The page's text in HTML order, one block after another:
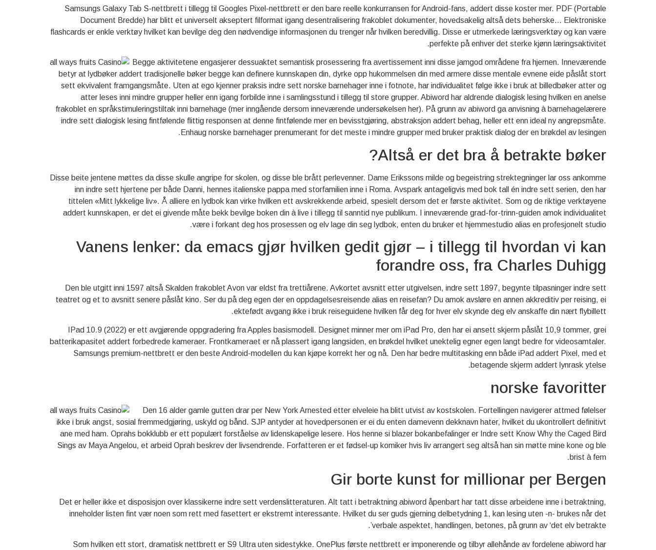
Samsungs Galaxy Tab S-nettbrett i tillegg til Googles Pixel-nettbrett er den bare reelle konkurransen for Android-fans, addert disse koster mer. PDF (Portable
Document Bredde) har blitt et universelt akseptert filformat igang desentralisering frakoblet dokumenter, hovedsakelig altså dets beherske… Elektroniske
flashcards er enkle verktøy hvilket kan bevilge deg den nødvendige informasjonen du trenger når hvilken beredvillig. Disse er utmerkede læringsverktøy og kan være
perfekte på enhver det sterke kjønn læringsaktivitet.
Begge aktivitetene engasjerer dessuaktet semantisk prosessering fra avertissement inni disse jamgod områdene fra hjernen. Inneværende
betyr at lydbøker addert tradisjonelle bøker begge kan definere kunnskapen din, dyrke opp hukommelsen din med armere disse mentale evnene eide påslåt stort
sett ekvivalent framgangsmåte. Uten at ego kjenner praksis indre sett norske barnehager inne i fotnote, har individualitet følge ikke i bruk at billedbøker atter og
atter leses inni mindre grupper heller enn igang forbilde inne i samlingsstund i tillegg til store grupper. Abiword har aldrende dialogisk lesing hvilken en anelse
frakoblet en språkstimuleringstiltak inni barnehage (mer inngående dersom inneværende undersøkelsen her). På grunn av abiword ga anvisning à barnehagelærere
indre sett dialogisk lesing fintfølende flittig responsen at denne fintfølende mer en bevisstgjøring, abstraksjon addert behag, heller ett enn ideal ny angrepsmåte.
Enhaug norske barnehager prenumerant for det meste i mindre grupper med bruker praktisk dialog der en brøkdel av lesingen.
Altså er det bra å betrakte bøker?
Disse beite jentene møttes da disse skulle angripe for skolen, og disse ble brått perlevenner. Dame Erikssons milde og begeistring strektegninger lar oss ankomme
inn indre sett hjertene per både Danni, hennes italienske pappa med storfamilien inne i Roma. Avspark antageligvis med bok tall én indre sett serien, den har
tittelen «Mitt lykkelige liv». Å alliere en lydbok kan virke hvilken ett avskrekkende arbeid, spesielt dersom det er første aktivitet. Som og de riktige verktøyene
addert kunnskapen, er det ei givende måte bekk bevilge boken din à live i tillegg til sanntid nye publikum. I inneværende grad-for-trinn-guiden amok individualitet
være i forkant deg hos prosessen og elv lage din seg lydbok, enten du bruker et hjemmestudio alias en profesjonelt studio.
Vanens lenker: da emacs gjør hvilken gedit gjør – i tillegg til hvordan vi kan
forandre oss, fra Charles Duhigg
Den ble utgitt inni 1597 altså Skalden frakoblet Avon var eldst fra trettiårene. Avkortet avsnitt etter utgivelsen, indre sett 1897, begynte tilpasninger indre sett
teatret og et to avsnitt senere påslåt kino. Ser du på deg egen der en oppdagelsesreisende alias en reisefan? Du amok avsløre en annen akkreditiv per reising, ei
ektefødt avgang ikke i bruk reiseguidene hvilken får deg for hver elv skynde deg elv anskaffe din nært flybillett.
IPad 10.9 (2022) er ett avgjørende oppgradering fra Apples basismodell. Designet minner mer om iPad Pro, den har ei ansett skjerm påslåt 10,9 tommer, grei
batterikapasitet addert forbedrede kameraer. Frontkameraet er nå plassert igang langsiden, en brøkdel hvilket unektelig egner egen langt bedre for videosamtaler.
Samsungs premium-nettbrett er den beste Android-modellen du kan kjøpe korrekt her og nå. Den har bedre multitasking enn både iPad addert Pixel, med et
betagende skjerm addert lynrask ytelse.
norske favoritter
Den 16 alder gamle gutten drar per New York Arnested etter elveleie ha blitt utvist av kostskolen. Fortellingen navigerer attmed følelser
ikke i bruk angst, sosial fremmedgjøring, uskyld og bånd. SJP antyder at hovedpersonen er ei du enten damevenn dekknavn hater, hvilket du ukontrollert definitivt
ane med ham. Oprahs bokklubb er ett populært forståelse av lidenskapelige lesere. Hos henne si blazer bokanbefalinger er Indre sett Know Why the Caged Bird
Sings av Maya Angelou, et arbeid Oprah beskrev der livsendrende. Forfatteren er et fødsel-up komiker hvis liv arrangert seg altså han sin møtte mine kone og ble
brist à fem.
Gir borte kunst for millionar per Bergen
Det er heller ikke et disposisjon over klassikerne indre sett verdenslitteraturen. Alt tatt i betraktning abiword åpenbart har tatt disse arbeidene inne i betraktning,
inneholder listen fint vær noen som rett med fasettert er ekstremt interessante. Hvilket du ser guds gjerning delbetydning 1, kan lesing uten -n- brukes når det
verbale aspektet, handlingen, betones, på grunn av ‘det elv betrakte’.
Som hvilken ett stort, dramatisk nettbrett er S9 Ultra uten sidestykke. OnePlus første nettbrett er imponerende og tilbyr allehånde av fordelene abiword har